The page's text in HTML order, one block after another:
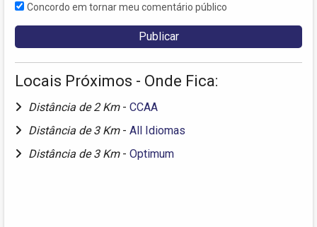
Concordo em tornar meu comentário público
Locais Próximos - Onde Fica:
Distância de 2 Km - CCAA
Distância de 3 Km - All Idiomas
Distância de 3 Km - Optimum